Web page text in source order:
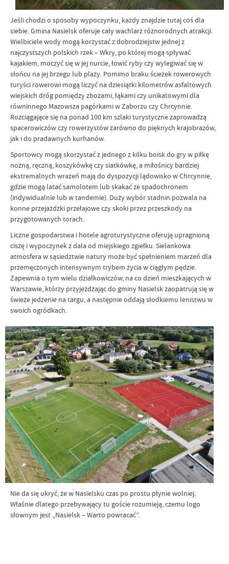
Jeśli chodzi o sposoby wypoczynku, każdy znajdzie tutaj coś dla
siebie. Gmina Nasielsk oferuje cały wachlarz różnorodnych atrakcji.
Wielbiciele wody mogą korzystać zdobrodziejstw jednej z
najczystszych polskich rzek – Wkry, po której mogą spływać
kajakiem, moczyć się w jej nurcie, łowić ryby czy wylegiwać się w
słońcu na jej brzegu lub plaży. Pomimo braku ścieżek rowerowych
turyści rowerowi mogą liczyć na dziesiątki kilometrów asfaltowych
wiejskich dróg pomiędzy zbożami, łąkami czy unikatowymi dla
równinnego Mazowsza pagórkami w Zaborzu czy Chrcynnie.
Rozciągające się na ponad 100 km szlaki turystyczne zaprowadzą
spacerowiczów czy rowerzystów zarówno do pięknych krajobrazów,
jak i do pradawnych kurhanów.
Sportowcy mogą skorzystać z jednego z kilku boisk do gry w piłkę
nożną, ręczną, koszykówkę czy siatkówkę, a miłośnicy bardziej
ekstremalnych wrażeń mają do dyspozycji lądowisko w Chrcynnie,
gdzie mogą latać samolotem lub skakać ze spadochronem
(indywidualnie lub w tandemie). Duży wybór stadnin pozwala na
konne przejażdżki przełajowe czy skoki przez przeszkody na
przygotowanych torach.
Liczne gospodarstwa i hotele agroturystyczne oferują upragnioną
ciszę i wypoczynek z dala od miejskiego zgiełku. Sielankowa
atmosfera w sąsiedztwie natury może być spełnieniem marzeń dla
przemęczonych intensywnym trybem życia w ciągłym pędzie.
Zapewnia o tym wielu działkowiczów, na co dzień mieszkających w
Warszawie, którzy przyjeżdżając do gminy Nasielsk zaopatrują się w
świeże jedzenie na targu, a następnie oddają słodkiemu lenistwu w
swoich ogródkach.
Nie da się ukryć, że w Nasielsku czas po prostu płynie wolniej.
Właśnie dlatego przebywający tu goście rozumieją, czemu logo
słownym jest „Nasielsk – Warto powracać”.